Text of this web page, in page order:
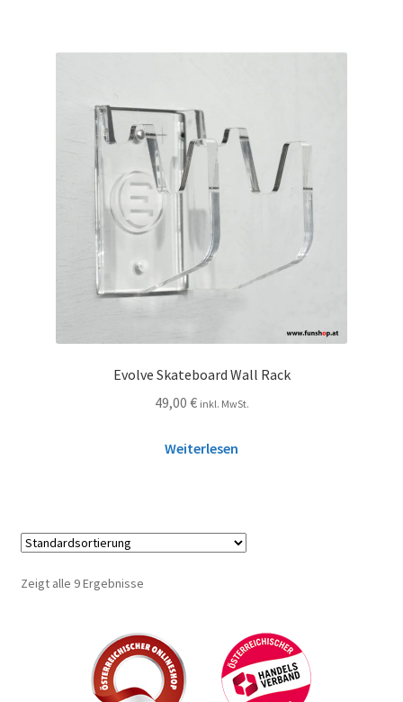
Evolve Skateboard Wall Rack
49,00 € inkl. MwSt.
Weiterlesen
Zeigt alle 9 Ergebnisse